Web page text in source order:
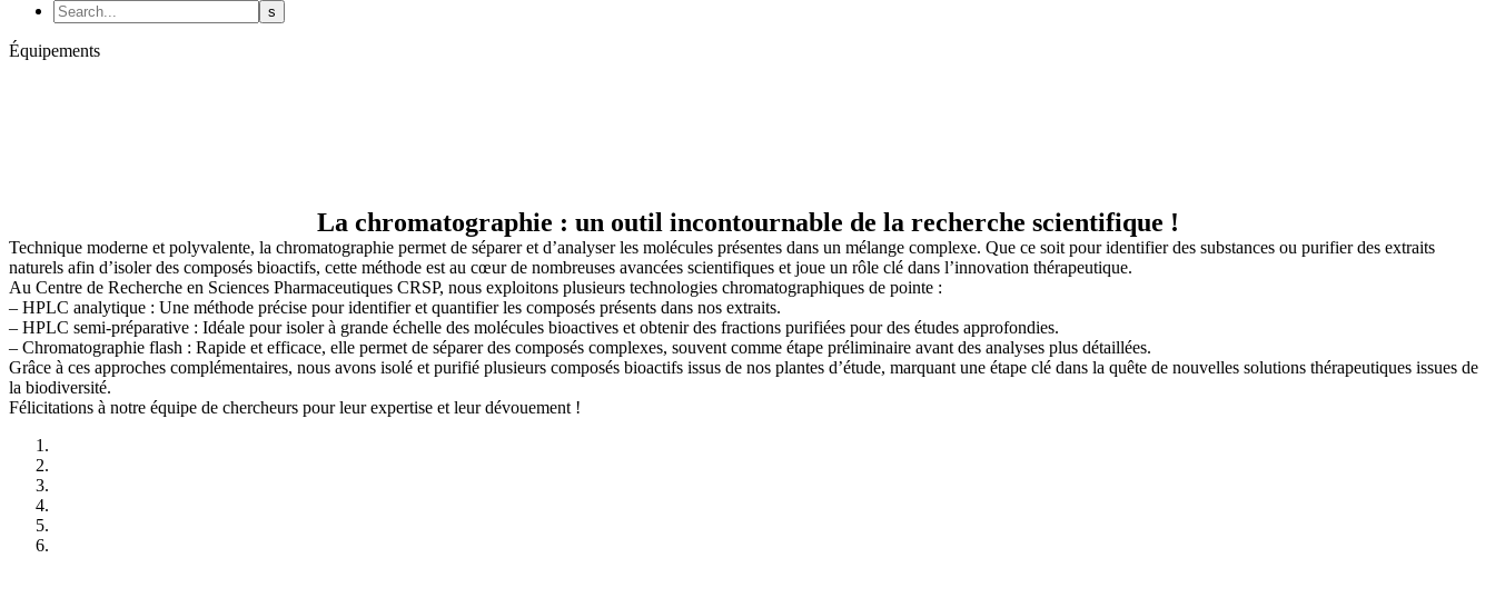
Équipements
La chromatographie : un outil incontournable de la recherche scientifique !
Technique moderne et polyvalente, la chromatographie permet de séparer et d’analyser les molécules présentes dans un mélange complexe. Que ce soit pour identifier des substances ou purifier des extraits
naturels afin d’isoler des composés bioactifs, cette méthode est au cœur de nombreuses avancées scientifiques et joue un rôle clé dans l’innovation thérapeutique.
Au Centre de Recherche en Sciences Pharmaceutiques CRSP, nous exploitons plusieurs technologies chromatographiques de pointe :
– HPLC analytique : Une méthode précise pour identifier et quantifier les composés présents dans nos extraits.
– HPLC semi-préparative : Idéale pour isoler à grande échelle des molécules bioactives et obtenir des fractions purifiées pour des études approfondies.
– Chromatographie flash : Rapide et efficace, elle permet de séparer des composés complexes, souvent comme étape préliminaire avant des analyses plus détaillées.
Grâce à ces approches complémentaires, nous avons isolé et purifié plusieurs composés bioactifs issus de nos plantes d’étude, marquant une étape clé dans la quête de nouvelles solutions thérapeutiques issues de
la biodiversité.
Félicitations à notre équipe de chercheurs pour leur expertise et leur dévouement !